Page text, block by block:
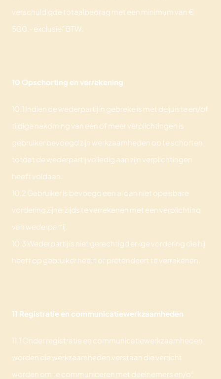
verschuldigde totaalbedrag met een minimum van €
500,- exclusief BTW.
10 Opschorting en verrekening
10.1 Indien de wederpartij in gebreke is met de juiste en/of
tijdige nakoming van een of meer verplichtingen is
gebruiker bevoegd zijn werkzaamheden op te schorten
totdat de wederpartij volledig aan zijn verplichtingen
heeft voldaan.
10.2 Gebruiker is bevoegd een al dan niet opeisbare
vordering zijnerzijds te verrekenen met een verplichting
van wederpartij.
10.3 Wederpartij is niet gerechtigd enige vordering die hij
heeft op gebruiker heeft of pretendeert te verrekenen.
11 Registratie en communicatiewerkzaamheden
11.1 Onder registratie en communicatiewerkzaamheden
worden die werkzaamheden verstaan die verricht
worden om te communiceren met deelnemers en/of